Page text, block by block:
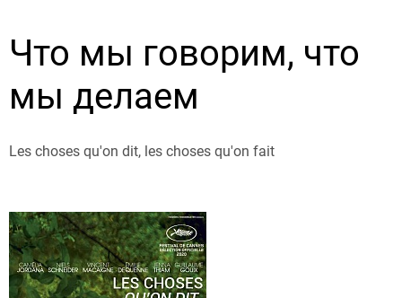
Что мы говорим, что
мы делаем
Les choses qu'on dit, les choses qu'on fait